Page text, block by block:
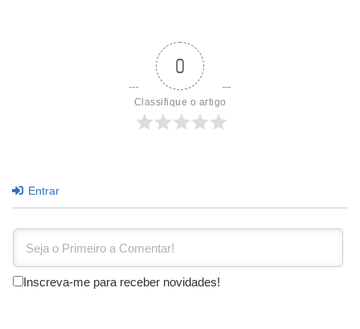
0
Classifique o artigo
Entrar
Inscreva-me para receber novidades!